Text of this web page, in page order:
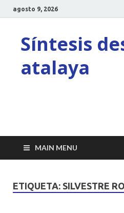
agosto 9, 2026
Síntesis
atalaya
MAIN MENU
ETIQUETA: SILVESTRE